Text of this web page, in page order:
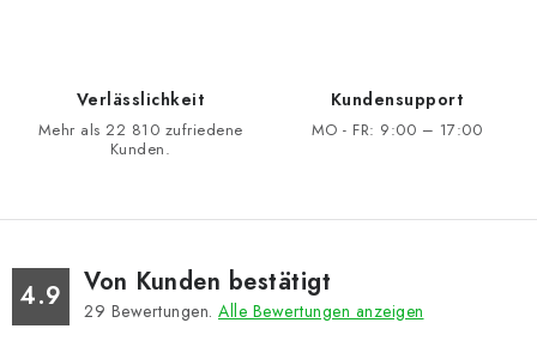
Verlässlichkeit
Mehr als 22 810 zufriedene
Kunden.
Kundensupport
MO - FR: 9:00 – 17:00
4.9 Von Kunden bestätigt
29 Bewertungen. Alle Bewertungen anzeigen